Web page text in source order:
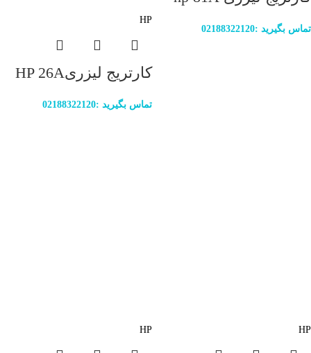
تماس بگیرید :02188322120
HP
کارتریج لیزریHP 26A
تماس بگیرید :02188322120
HP
HP